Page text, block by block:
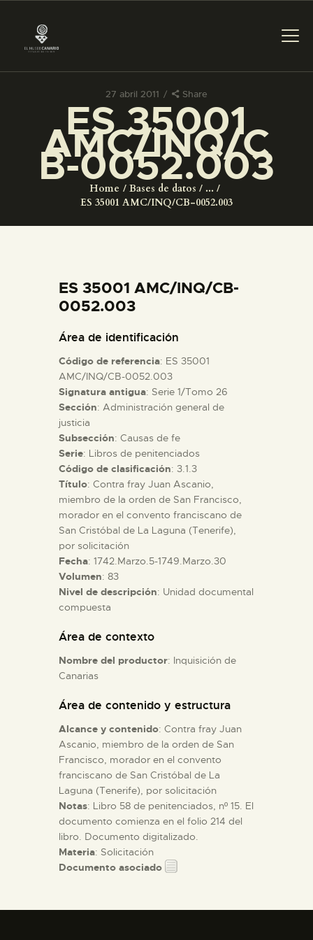
27 abril 2011 Share
ES 35001
AMC/INQ/C
B-0052.003
Home Bases de datos
...
ES 35001 AMC/INQ/CB-0052.003
PREPARAR LA VISITA
ACTIVIDADES
COLECCIONES
ESPAÑOL
PREPARAR LA VISITA
ACTIVIDADES
█
EL MUSEO
COLECCIONES
ESPAÑOL
ES 35001 AMC/INQ/CB-
0052.003
Área de identificación
Código de referencia: ES 35001
AMC/INQ/CB-0052.003
Signatura antigua: Serie 1/Tomo 26
Sección: Administración general de
justicia
Subsección: Causas de fe
Serie: Libros de penitenciados
Código de clasificación: 3.1.3
Título: Contra fray Juan Ascanio,
miembro de la orden de San Francisco,
morador en el convento franciscano de
San Cristóbal de La Laguna (Tenerife),
por solicitación
Fecha: 1742.Marzo.5-1749.Marzo.30
Volumen: 83
Nivel de descripción: Unidad documental
compuesta
Área de contexto
Nombre del productor: Inquisición de
Canarias
Área de contenido y estructura
Alcance y contenido: Contra fray Juan
Ascanio, miembro de la orden de San
Francisco, morador en el convento
franciscano de San Cristóbal de La
Laguna (Tenerife), por solicitación
Notas: Libro 58 de penitenciados, nº 15. El
documento comienza en el folio 214 del
libro. Documento digitalizado.
Materia: Solicitación
Documento asociado